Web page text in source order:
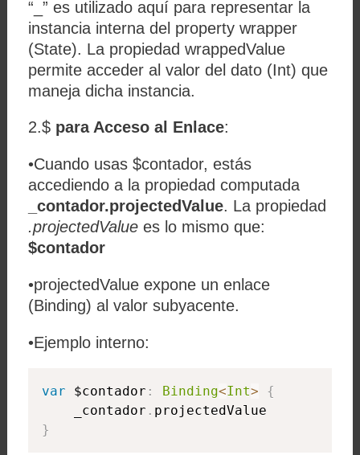
“_” es utilizado aquí para representar la
instancia interna del property wrapper
(State). La propiedad wrappedValue
permite acceder al valor del dato (Int) que
maneja dicha instancia.
2.$ para Acceso al Enlace:
•Cuando usas$contador, estás
accediendo a la propiedad computada
_contador.projectedValue. La propiedad
.projectedValue es lo mismo que:
$contador
•projectedValue expone un enlace
(Binding) al valor subyacente.
•Ejemplo interno:
var $contador : Binding<Int>
{
    _contador
.
}